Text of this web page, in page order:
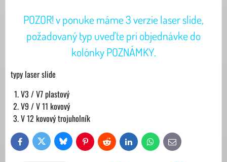
POZOR! v ponuke máme 3 verzie laser slide,
požadovaný typ uveďte pri objednávke do
kolónky POZNÁMKY.
typy laser slide
V3 / V7 plastový
V9 / V 11 kovový
V 12 kovový trojuholník
FacebookTwitter Bluesky PinterestReddit LinkedIn WhatsAppE-
mail